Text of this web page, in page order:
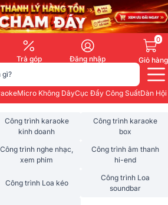
Trả góp Đăng nhập
0
Giỏ hàng
gì?
Micro Không DâyCục Đẩy Công SuấtDàn
Công trình karaoke
kinh doanh
Công trình karaoke
box
Công trình nghe nhạc,
xem phim
Công trình âm thanh
hi-end
Công trình Loa kéo
Công trình Loa
soundbar